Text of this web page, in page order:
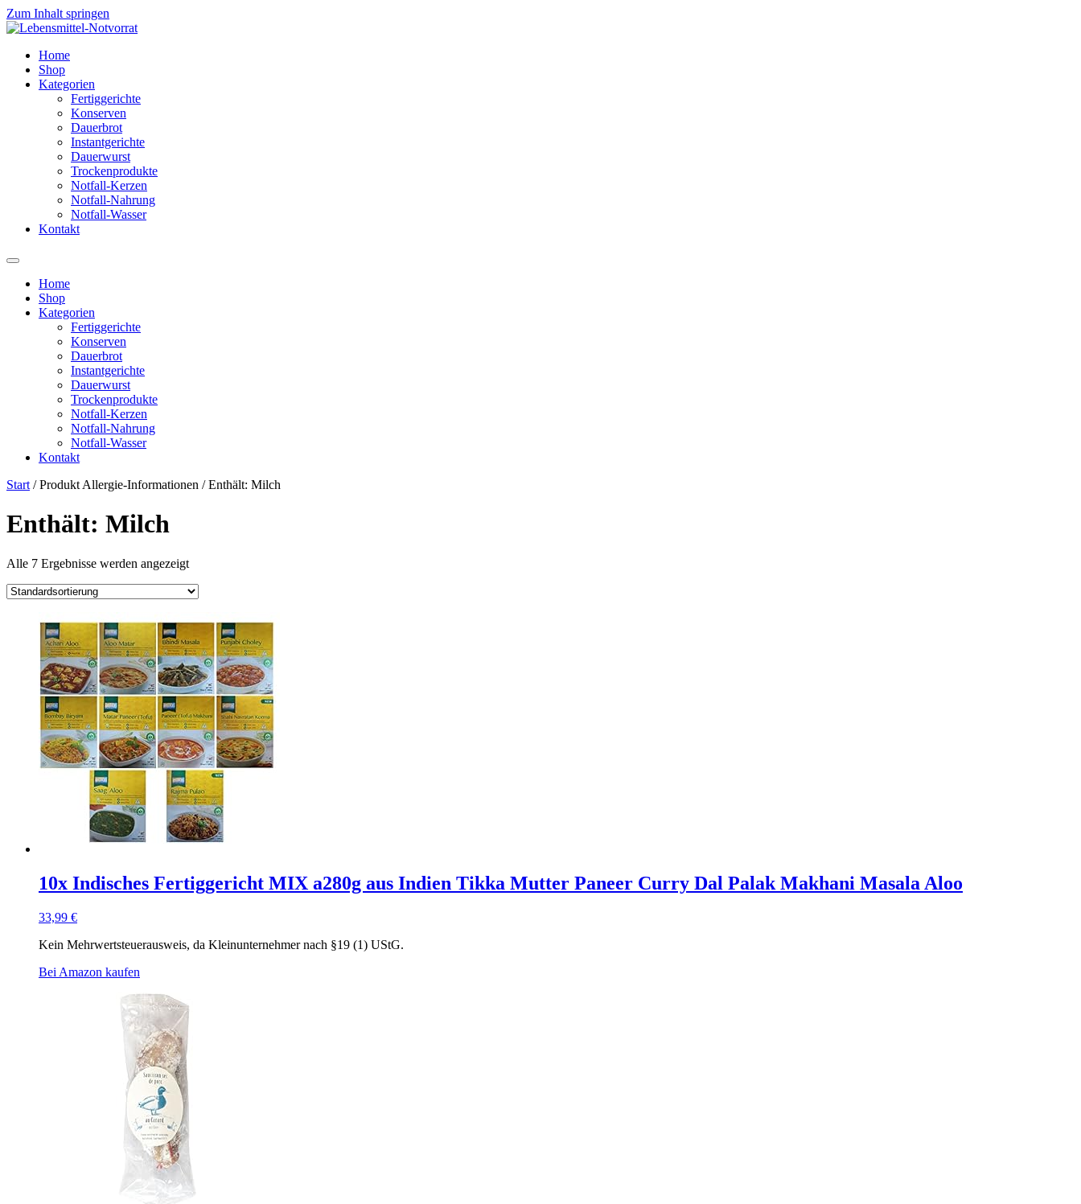
Zum Inhalt springen
Home
Shop
Kategorien
Fertiggerichte
Konserven
Dauerbrot
Instantgerichte
Dauerwurst
Trockenprodukte
Notfall-Kerzen
Notfall-Nahrung
Notfall-Wasser
Kontakt
Home
Shop
Kategorien
Fertiggerichte
Konserven
Dauerbrot
Instantgerichte
Dauerwurst
Trockenprodukte
Notfall-Kerzen
Notfall-Nahrung
Notfall-Wasser
Kontakt
Start / Produkt Allergie-Informationen / ‎Enthält: Milch
‎Enthält: Milch
Alle 7 Ergebnisse werden angezeigt
10x Indisches Fertiggericht MIX a280g aus Indien Tikka Mutter Paneer Curry Dal Palak Makhani Masala Aloo
33,99 €
Kein Mehrwertsteuerausweis, da Kleinunternehmer nach §19 (1) UStG.
Bei Amazon kaufen